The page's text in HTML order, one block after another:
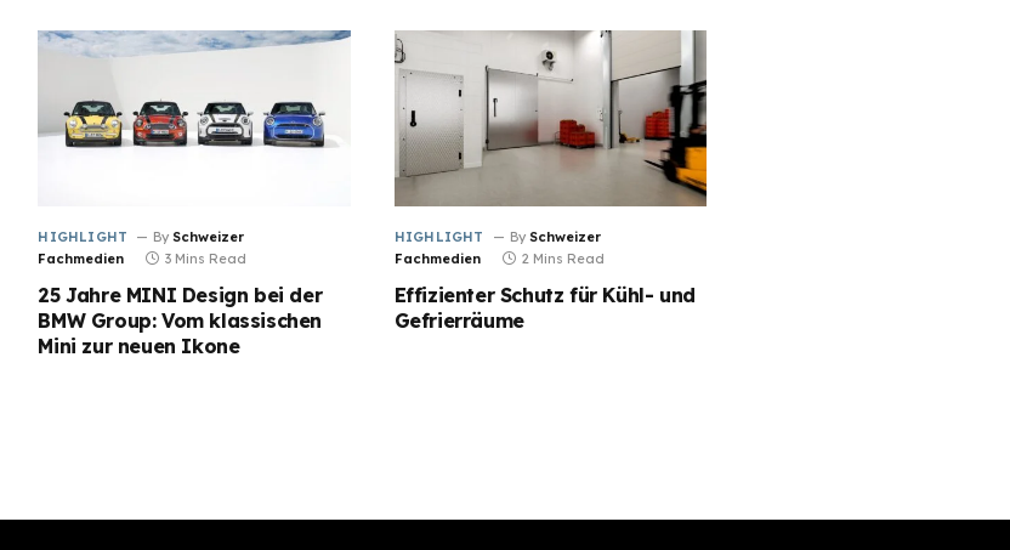
HIGHLIGHT By Schweizer
Fachmedien
3 Mins Read
25 Jahre MINI Design bei der
BMW Group: Vom klassischen
Mini zur neuen Ikone
HIGHLIGHT By Schweizer
Fachmedien
2 Mins Read
Effizienter Schutz für Kühl- und
Gefrierräume